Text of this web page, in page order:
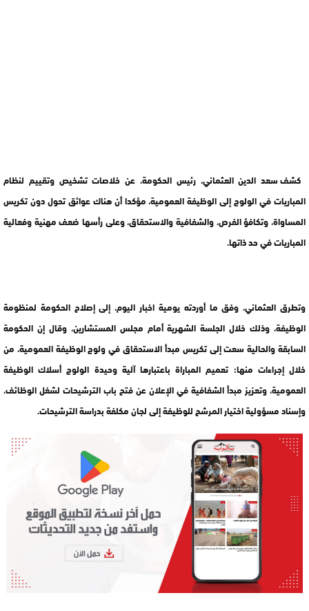
كشف سعد الدين العثماني، رئيس الحكومة، عن خلاصات تشخيص وتقييم لنظام
المباريات في الولوج إلى الوظيفة العمومية، مؤكدا أن هناك عوائق تحول دون تكريس
المساواة، وتكافؤ الفرص، والشفافية والاستحقاق، وعلى رأسها ضعف مهنية وفعالية
المباريات في حد ذاتها.
وتطرق العثماني، وفق ما أوردته يومية اخبار اليوم، إلى إصلاح الحكومة لمنظومة
الوظيفة، وذلك خلال الجلسة الشهرية أمام مجلس المستشارين، وقال إن الحكومة
السابقة والحالية سعت إلى تكريس مبدأ الاستحقاق في ولوج الوظيفة العمومية، من
خلال إجراءات منها: تعميم المباراة باعتبارها آلية وحيدة الولوج أسلاك الوظيفة
العمومية، وتعزيز مبدأ الشفافية في الإعلان عن فتح باب الترشيحات لشغل الوظائف،
وإسناد مسؤولية اختيار المرشح للوظيفة إلى لجان مكلفة بدراسة الترشيحات.